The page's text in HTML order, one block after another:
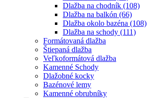
Dlažba na chodník (108)
Dlažba na balkón (66)
Dlažba okolo bazéna (108)
Dlažba na schody (111)
Formátovaná dlažba
Štiepaná dlažba
Veľkoformátová dlažba
Kamenné Schody
Dlažobné kocky
Bazénové lemy
Kamenné obrubníky